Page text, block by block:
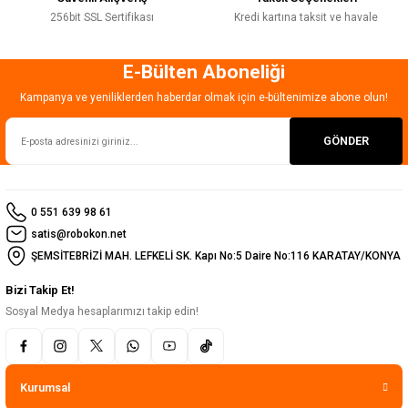
Gönder
256bit SSL Sertifikası Kredi kartına taksit ve havale
E-Bülten Aboneliği
Kampanya ve yeniliklerden haberdar olmak için e-bültenimize abone olun!
GÖNDER
0 551 639 98 61
satis@robokon.net
ŞEMSİTEBRİZİ MAH. LEFKELİ SK. Kapı No:5 Daire No:116 KARATAY/KONYA
Bizi Takip Et!
Sosyal Medya hesaplarımızı takip edin!
Kurumsal